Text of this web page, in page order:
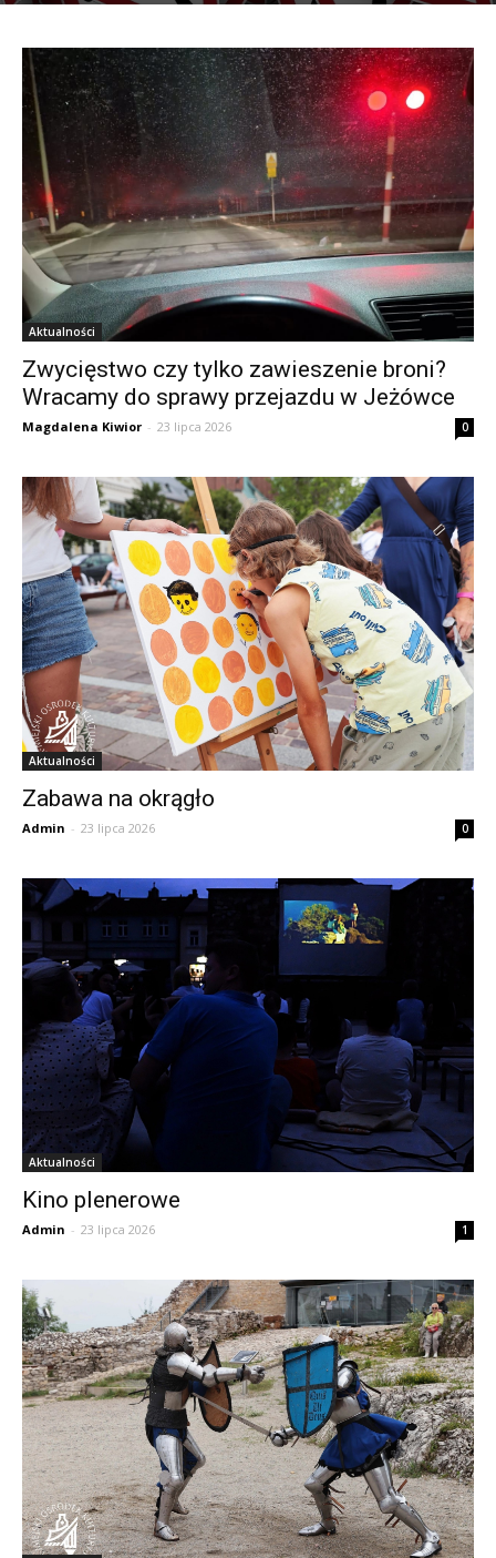
Aktualności
Zwycięstwo czy tylko zawieszenie broni?
Wracamy do sprawy przejazdu w Jeżówce
Magdalena Kiwior - 23 lipca 2026 0
Aktualności
Zabawa na okrągło
Admin - 23 lipca 2026 0
Aktualności
Kino plenerowe
Admin - 23 lipca 2026 1